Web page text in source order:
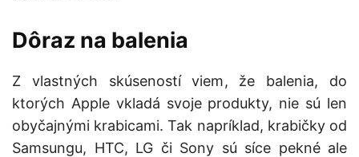
Dôraz na balenia
Z vlastných skúseností viem, že balenia, do
ktorých Apple vkladá svoje produkty, nie sú len
obyčajnými krabicami. Tak napríklad, krabičky od
Samsungu, HTC, LG či Sony sú síce pekné ale